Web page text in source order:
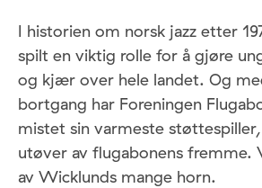
I historien om norsk jazz etter
spilt en viktig rolle for å gjøre
og kjær over hele landet. Og
bortgang har Foreningen
mistet sin varmeste
utøver av flugabonens fremme.
av Wicklunds mange horn.